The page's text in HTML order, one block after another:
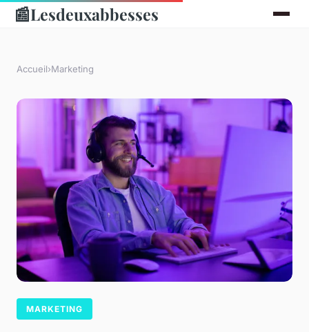
📰Lesdeuxabbesses
Accueil›Marketing
MARKETING